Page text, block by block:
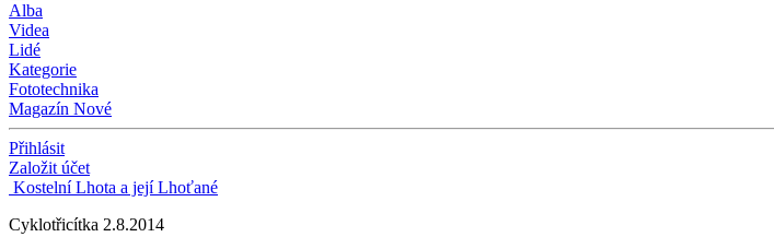
Alba
Videa
Lidé
Kategorie
Fototechnika
Magazín Nové
Přihlásit
Založit účet
Kostelní Lhota a její Lhoťané
Cyklotřicítka 2.8.2014